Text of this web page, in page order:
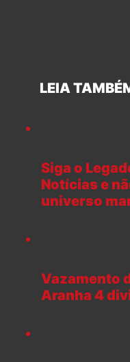
LEIA
Siga o
Notícias e
universo
Vazamento
Aranha 4